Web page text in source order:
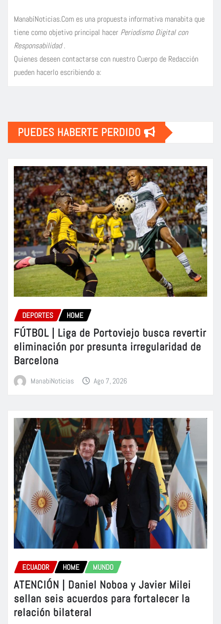
ManabíNoticias.Com es una propuesta informativa manabita que
tiene como objetivo principal hacer Periodismo Digital con
Responsabilidad.
Quienes deseen contactarse con nuestro Cuerpo de Redacción
pueden hacerlo escribiendo a:
PUEDES HABERTE PERDIDO
DEPORTES HOME
FÚTBOL | Liga de Portoviejo busca revertir
eliminación por presunta irregularidad de
Barcelona
ManabiNoticias Ago 7, 2026
ECUADOR HOME MUNDO
ATENCIÓN | Daniel Noboa y Javier Milei
sellan seis acuerdos para fortalecer la
relación bilateral